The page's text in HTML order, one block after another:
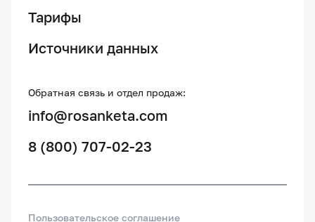
Тарифы
Источники данных
Обратная связь и отдел продаж:
info@rosanketa.com
8 (800) 707-02-23
Пользовательское соглашение